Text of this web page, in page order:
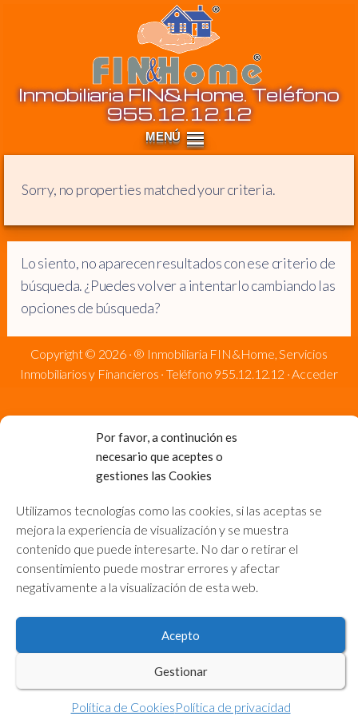
Por favor, a continución es
necesario que aceptes o
gestiones las Cookies
Utilizamos tecnologías como las cookies, si las aceptas se
mejora la experiencia de visualización y se muestra
contenido que puede interesarte. No dar o retirar el
consentimiento puede mostrar errores y afectar
negativamente a la visualización de esta web.
Acepto
Gestionar
Política de CookiesPolítica de privacidad
Inmobiliaria FIN&Home. Teléfono
955.12.12.12
Sorry, no properties matched your criteria.
Lo siento, no aparecen resultados con ese criterio de
búsqueda. ¿Puedes volver a intentarlo cambiando las
opciones de búsqueda?
Copyright © 2026 · ® Inmobiliaria FIN&Home, Servicios
Inmobiliarios y Financieros · Teléfono 955.12.12.12 ·Acceder